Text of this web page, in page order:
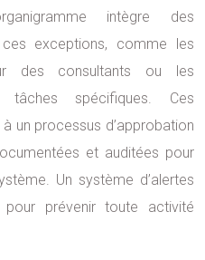
intègre des
exceptions, comme les
des consultants ou les
spécifiques. Ces
un processus d’approbation
et auditées pour
Un système d’alertes
prévenir toute activité